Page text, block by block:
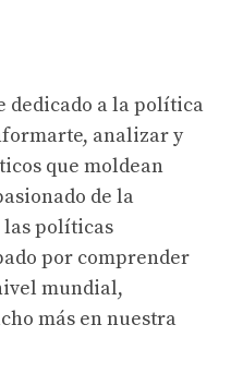
dedicado a la política
analizar y
que moldean
de la
políticas
por comprender
mundial,
más en nuestra